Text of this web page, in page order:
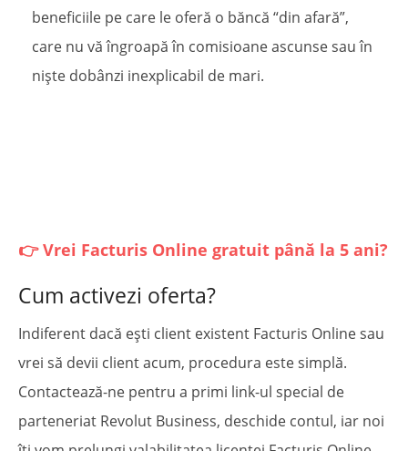
beneficiile pe care le oferă o băncă “din afară”,
care nu vă îngroapă în comisioane ascunse sau în
niște dobânzi inexplicabil de mari.
👉 Vrei Facturis Online gratuit până la 5 ani?
Cum activezi oferta?
Indiferent dacă ești client existent Facturis Online sau
vrei să devii client acum, procedura este simplă.
Contactează-ne pentru a primi link-ul special de
parteneriat Revolut Business, deschide contul, iar noi